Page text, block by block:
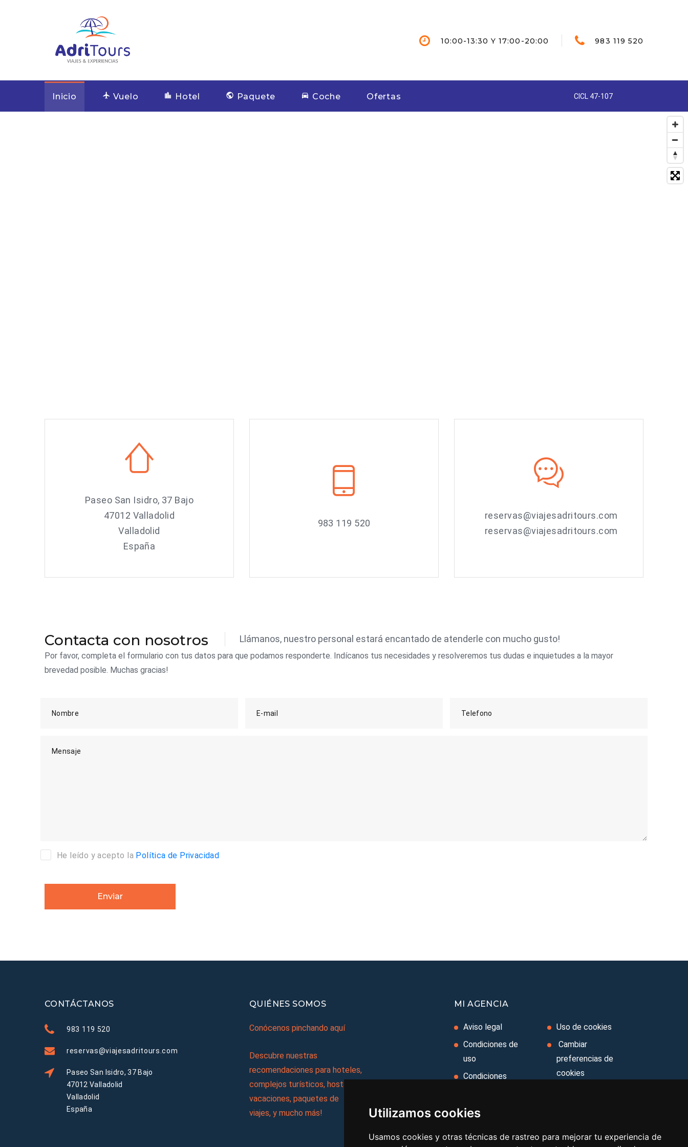
Utilizamos cookies
Usamos cookies y otras técnicas de rastreo para mejorar tu experiencia de
10:00-13:30 Y 17:00-20:00 983 119 520
CICL 47-107
Inicio Vuelo Hotel Paquete Coche Ofertas
Paseo San Isidro, 37 Bajo
47012 Valladolid
Valladolid
España
983 119 520
reservas@viajesadritours.com
reservas@viajesadritours.com
Contacta con nosotros Llámanos, nuestro personal estará encantado de atenderle con mucho gusto!
Por favor, completa el formulario con tus datos para que podamos responderte. Indícanos tus necesidades y resolveremos tus dudas e inquietudes a la mayor
brevedad posible. Muchas gracias!
Nombre E-mail Telefono
Mensaje
He leído y acepto la Política de Privacidad
Enviar
CONTÁCTANOS
983 119 520
reservas@viajesadritours.com
Paseo San Isidro, 37 Bajo
47012 Valladolid
Valladolid
España
QUIÉNES SOMOS
Conócenos pinchando aquí
Descubre nuestras
recomendaciones para hoteles,
complejos turísticos, hostales,
vacaciones, paquetes de
viajes, y mucho más!
MI AGENCIA
Aviso legal
Condiciones de
uso
Condiciones
Ley de Viajes
Política de
Uso de cookies
Cambiar
preferencias de
cookies